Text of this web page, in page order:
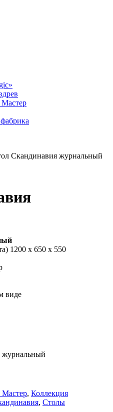
Скандинавия журнальный
1200 x 650 x 550
виде
журнальный
, Коллекция
, Столы